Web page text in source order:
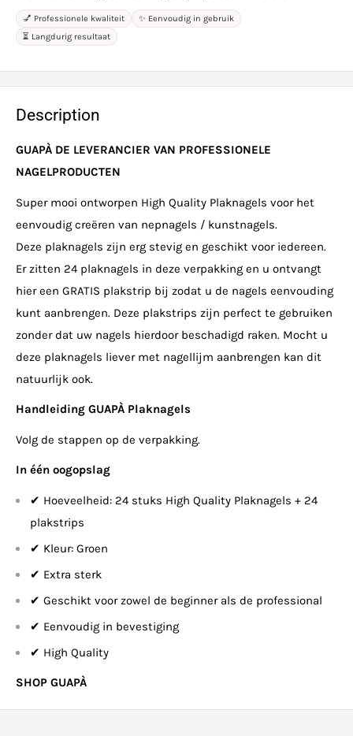
💅 Professionele kwaliteit
✨ Eenvoudig in gebruik
⏳ Langdurig resultaat
Description
GUAPÀ DE LEVERANCIER VAN PROFESSIONELE
NAGELPRODUCTEN
Super mooi ontworpen High Quality Plaknagels voor het
eenvoudig creëren van nepnagels / kunstnagels.
Deze plaknagels zijn erg stevig en geschikt voor iedereen.
Er zitten 24 plaknagels in deze verpakking en u ontvangt
hier een GRATIS plakstrip bij zodat u de nagels eenvouding
kunt aanbrengen. Deze plakstrips zijn perfect te gebruiken
zonder dat uw nagels hierdoor beschadigd raken. Mocht u
deze plaknagels liever met nagellijm aanbrengen kan dit
natuurlijk ook.
Handleiding GUAPÀ Plaknagels
Volg de stappen op de verpakking.
In één oogopslag
✔ Hoeveelheid: 24 stuks High Quality Plaknagels + 24
plakstrips
✔ Kleur: Groen
✔ Extra sterk
✔ Geschikt voor zowel de beginner als de professional
✔ Eenvoudig in bevestiging
✔ High Quality
SHOP GUAPÀ